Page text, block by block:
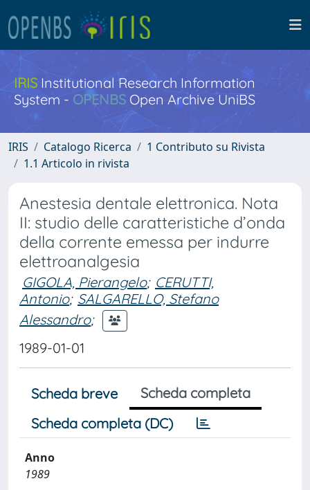
IRISInstitutional Research Information
System - OPENBS Open Archive UniBS
IRIS Catalogo Ricerca
1 Contributo su Rivista
1.1 Articolo in rivista
Anestesia dentale elettronica. Nota
II: studio delle caratteristiche d’onda
della corrente emessa per indurre
elettroanalgesia
GIGOLA, Pierangelo; CERUTTI,
Antonio; SALGARELLO, Stefano
Alessandro;
1989-01-01
Scheda breve
Scheda completa
Scheda completa (DC)
Anno
1989